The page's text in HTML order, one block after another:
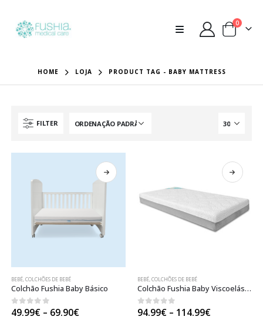
0
HOME LOJA PRODUCT TAG - BABY MATTRESS
FILTER
BEBÉ,COLCHÕES DE BEBÉ
Colchão Fushia Baby Básico
0out of 5
49.99€ – 69.90€Price
BEBÉ,COLCHÕES DE BEBÉ
Colchão Fushia Baby Viscoelástico
0 out of 5
94.99€ – 114.99€Price